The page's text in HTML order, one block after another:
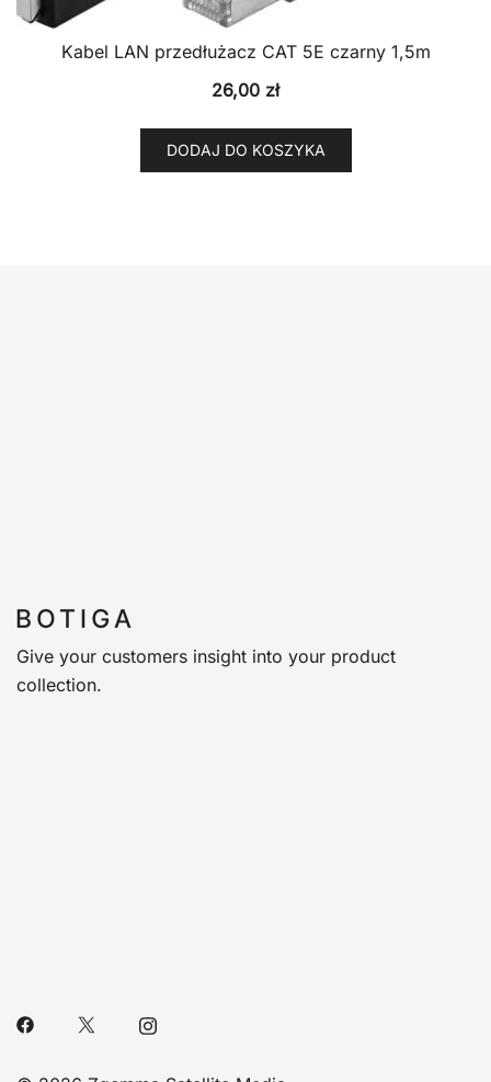
Kabel LAN przedłużacz CAT 5E czarny 1,5m
26,00 zł
DODAJ DO KOSZYKA
Give your customers insight into your product
collection.